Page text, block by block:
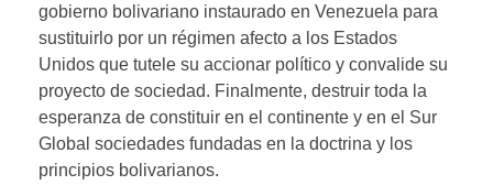
gobierno bolivariano instaurado en Venezuela para
sustituirlo por un régimen afecto a los Estados
Unidos que tutele su accionar político y convalide su
proyecto de sociedad. Finalmente, destruir toda la
esperanza de constituir en el continente y en el Sur
Global sociedades fundadas en la doctrina y los
principios bolivarianos.